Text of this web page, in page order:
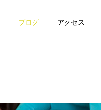
ブログ アクセス